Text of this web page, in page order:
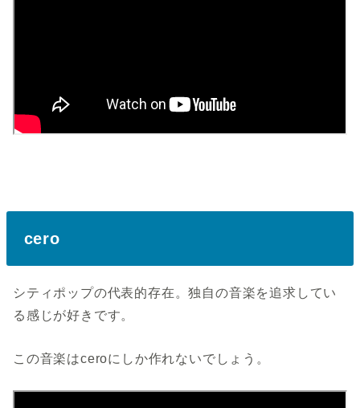
cero
シティポップの代表的存在。独自の音楽を追求してい
る感じが好きです。
この音楽はceroにしか作れないでしょう。